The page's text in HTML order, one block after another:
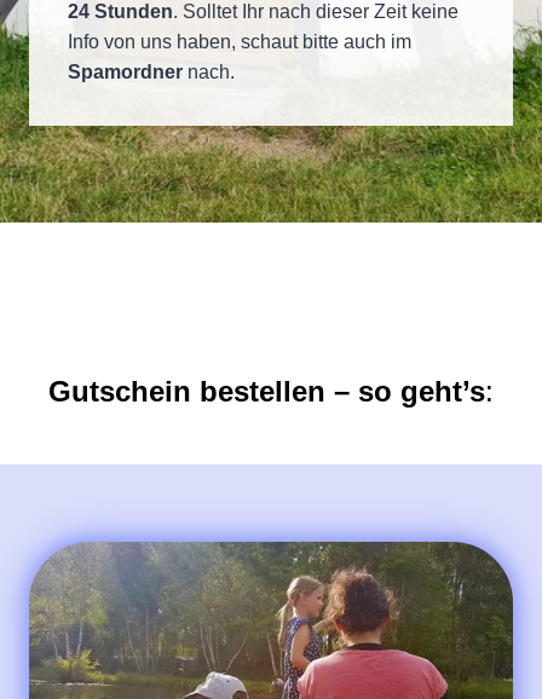
24 Stunden. Solltet Ihr nach dieser Zeit keine
Info von uns haben, schaut bitte auch im
Spamordner nach.
Gutschein bestellen – so geht’s: